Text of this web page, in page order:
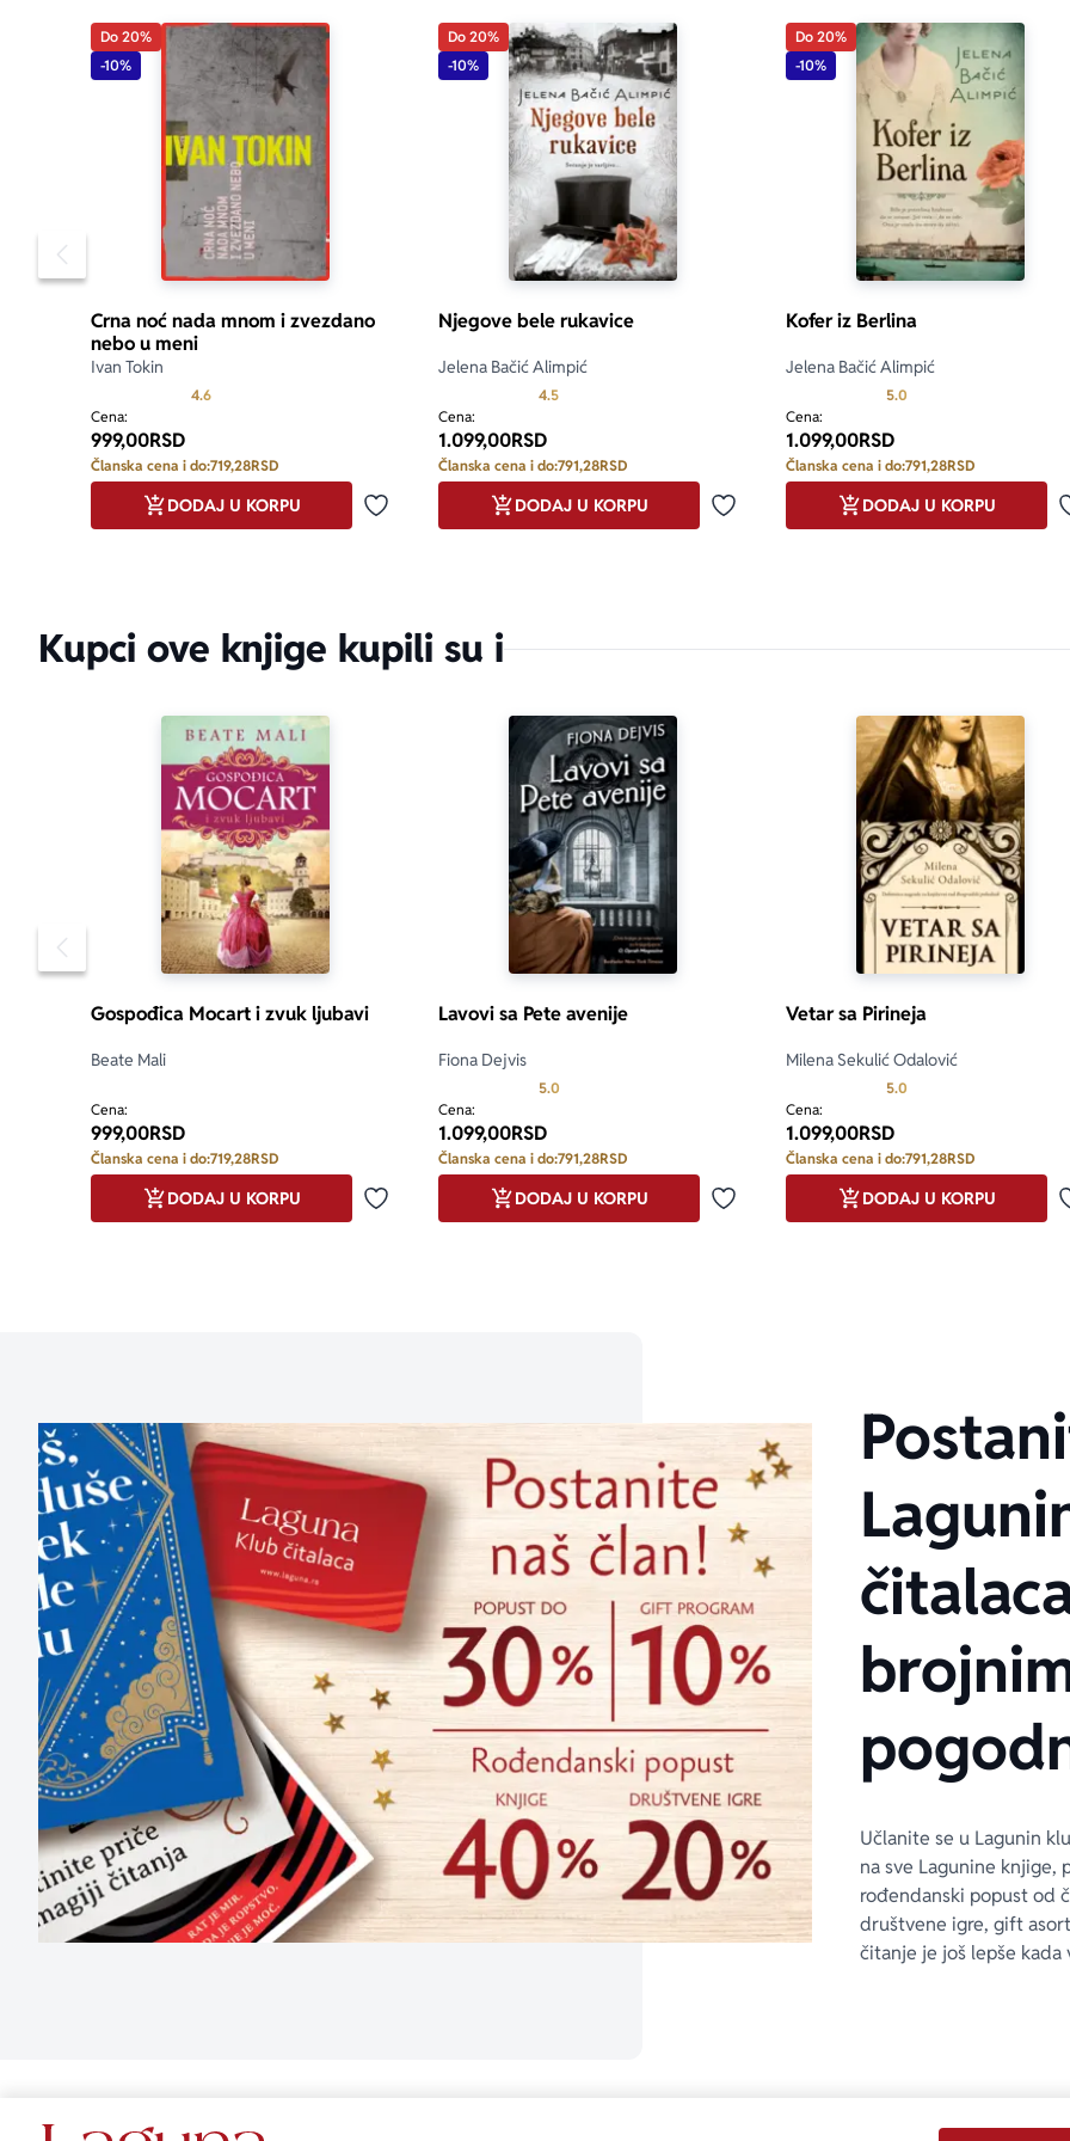
Pomeranje sadržaja slajdera u levo
Do 20%
-10%
Crna noć nada mnom i zvezdano
nebo u meni
Ivan Tokin
4.6Prosecna ocena je 4.6 od 5
Cena:
999,00RSD
Članska cena i do:719,28RSD
Dodaj u omiljene
DODAJ U KORPU
Do 20%
-10%
Njegove bele rukavice
Jelena Bačić Alimpić
4.5Prosecna ocena je 4.5 od 5
Cena:
1.099,00RSD
Članska cena i do:791,28RSD
Dodaj u omiljene
DODAJ U KORPU
Do 20%
-10%
Kofer iz Berlina
Jelena Bačić Alimpić
5.0
Cena:
1.099,00RSD
Članska cena i do:791,28RSD
DODAJ U KORPU
Kupci ove knjige kupili su i
Pomeranje sadržaja slajdera u levo
Gospođica Mocart i zvuk ljubavi
Beate Mali
Cena:
999,00RSD
Članska cena i do:719,28RSD
Dodaj u omiljene
DODAJ U KORPU
Lavovi sa Pete avenije
Fiona Dejvis
5.0
Cena:
1.099,00RSD
Članska cena i do:791,28RSD
Dodaj u omiljene
DODAJ U KORPU
Vetar sa Pirineja
Milena Sekulić Odalović
5.0
Cena:
1.099,00RSD
Članska cena i do:791,28RSD
DODAJ U KORPU
Učlanite se u Lagunin
na sve Lagunine knjige,
rođendanski popust od
društvene igre, gift
čitanje je još lepše kada